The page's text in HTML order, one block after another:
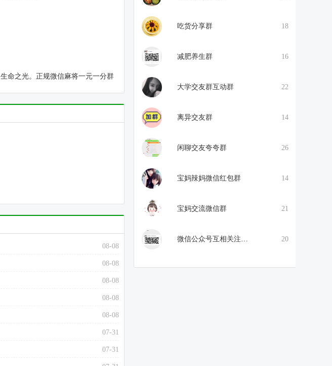
生命之光。正规微信麻将一元一分群
08-08
08-08
08-08
08-08
08-08
07-31
07-31
吃货分享群 18
减肥养生群 16
大学交友群互动群 22
离异交友群 14
闲聊交友夸夸群 26
宝妈辣妈微信红包群 14
宝妈交流微信群 21
微信公众号互相关注互相阅读 20